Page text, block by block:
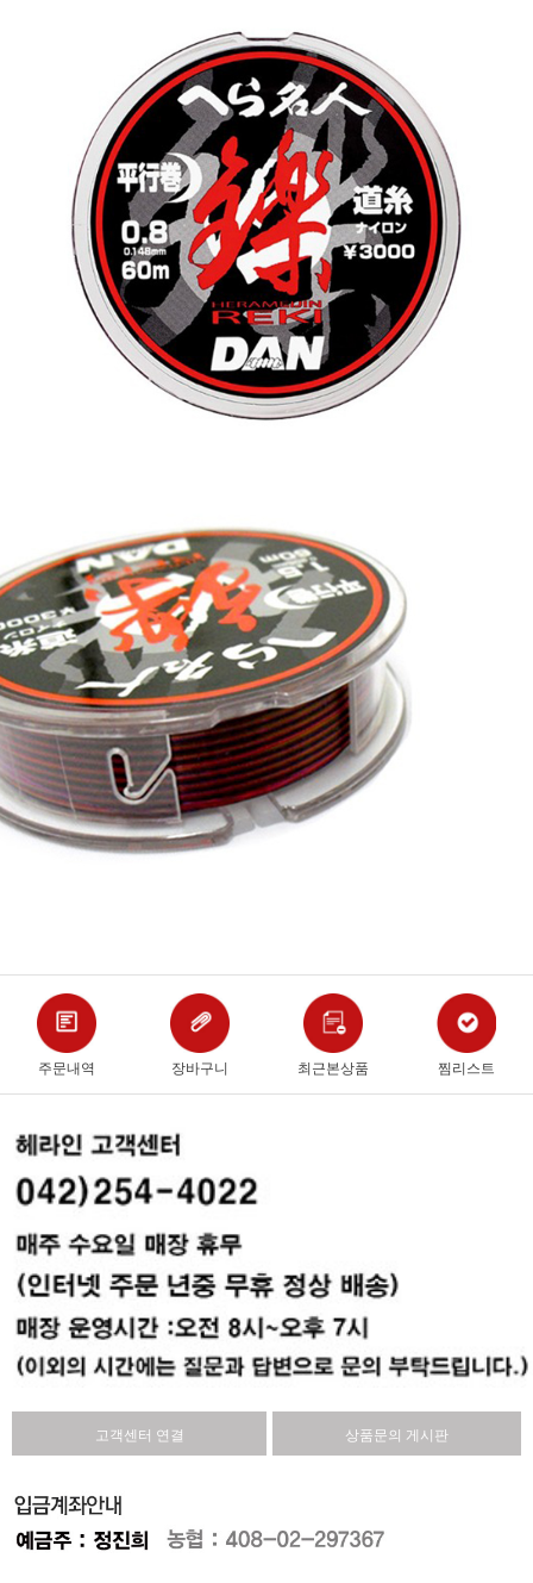
주문내역 장바구니 최근본상품 찜리스트
고객센터 연결 상품문의 게시판